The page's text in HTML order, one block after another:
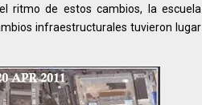
ritmo de estos cambios, la escuela
infraestructurales tuvieron lugar